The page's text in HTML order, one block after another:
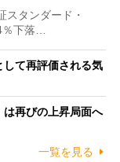
タンダード・
％下落…
て再評価される気
再びの上昇局面へ
一覧を見る